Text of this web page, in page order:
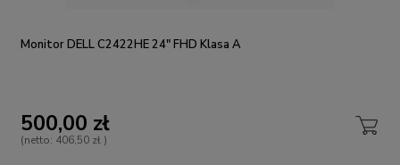
Monitor DELL C2422HE 24" FHD Klasa A
500,00 zł
(netto: 406,50 zł )